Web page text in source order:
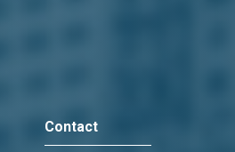
Radio Vocea Evangheliei